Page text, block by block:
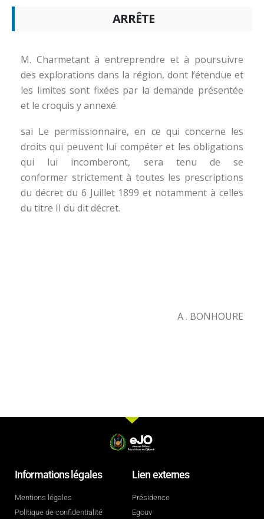
ARRÊTE
M. Charmetant à entreprendre et à poursuivre
des explorations dans la région, dont l’étendue et
les limites sont fixées par la demande présentée
et le croquis y annexé.
sai Le permissionnaire, en ce qui concerne les
droits qui peuvent lui compéter et les obligations
qui lui incomberont, sera tenu de se
conformer strictement à toutes les prescriptions
du décret du 6 Juillet 1899 et notamment à celles
du titre II du dit décret.
A . BONHOURE
Informations légales
Mentions légales
Politique de confidentialité
Lien externes
Présidence
Egouv